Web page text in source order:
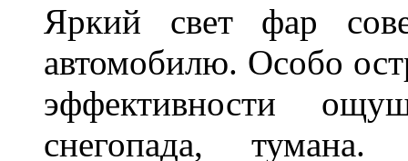
Яркий свет фар
автомобилю. Особо
эффективности
снегопада,